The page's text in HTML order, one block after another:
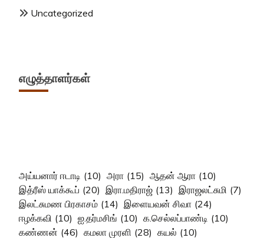
Uncategorized
எழுத்தாளர்கள்
அய்யனார் ஈடாடி (10) அரா (15) ஆதன் ஆரா (10)
இத்ரீஸ் யாக்கூப் (20) இரா.மதிராஜ் (13) இராஜலட்சுமி (7)
இலட்சுமண பிரகாசம் (14) இளையவன் சிவா (24)
ஈழக்கவி (10) ஐ.தர்மசிங் (10) க.செல்லப்பாண்டி (10)
கண்ணன் (46) கமலா முரளி (28) கயல் (10)